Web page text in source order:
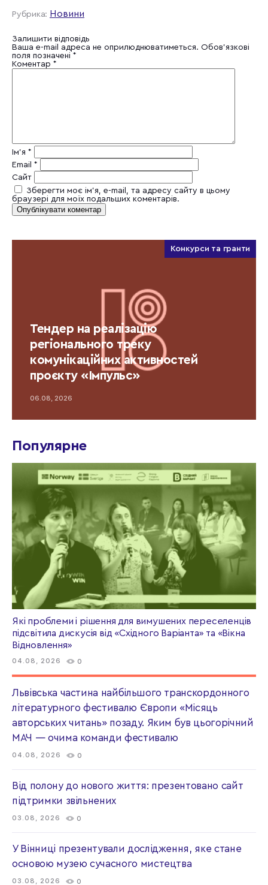
Рубрика: Новини
Залишити відповідь
Ваша e-mail адреса не оприлюднюватиметься. Обов’язкові
поля позначені *
Коментар *
Ім'я *
Email *
Сайт
Зберегти моє ім'я, e-mail, та адресу сайту в цьому
браузері для моїх подальших коментарів.
Конкурси та гранти
Тендер на реалізацію
регіонального треку
комунікаційних активностей
проєкту «Імпульс»
06.08, 2026
Популярне
Які проблеми і рішення для вимушених переселенців
підсвітила дискусія від «Східного Варіанта» та «Вікна
Відновлення»
04.08, 2026 0
Львівська частина найбільшого транскордонного
літературного фестивалю Європи «Місяць
авторських читань» позаду. Яким був цьогорічний
МАЧ — очима команди фестивалю
04.08, 2026 0
Від полону до нового життя: презентовано сайт
підтримки звільнених
03.08, 2026 0
У Вінниці презентували дослідження, яке стане
основою музею сучасного мистецтва
03.08, 2026 0